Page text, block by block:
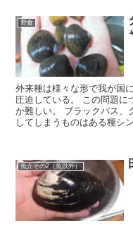
野食
外来種は様々な形で我が国
圧迫している。 この問題に
か難しい。 ブラックバス、
してしまうものはある種シ
魚介その2（魚以外）